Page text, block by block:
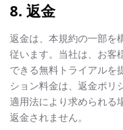
8. 返金
返金は、本規約の一部を
従います。当社は、お客
できる無料トライアルを
ション料金は、返金ポリ
適用法により求められる
返金されません。